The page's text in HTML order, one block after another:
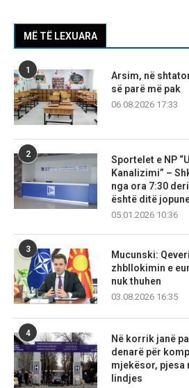
MË TË LEXUARA
1
Arsim, në
së parë më pak
06.08.2026 17:33
2
Sportelet e NP
Kanalizimi” –
nga ora 7:30
është ditë
05.01.2026 10:36
3
Mucunski:
zhbllokimin e
nuk thuhen
03.08.2026 16:35
4
Në korrik janë
denarë për
mjekësor, pjesa
lindjes